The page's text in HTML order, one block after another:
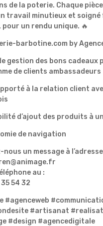
de la poterie. Chaque
travail minutieux et
pour un rendu unique. 🔥
barbotine.com by
gestion des bons cadeaux
de clients ambassadeurs
à la relation client
d’ajout des produits à
de navigation
nous un message à
au :
54 32
#agenceweb
#artisanat
#design #agencedigitale